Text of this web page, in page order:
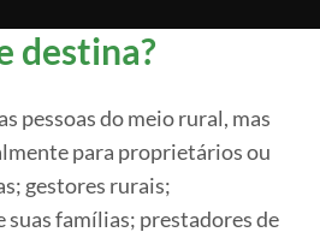
destina?
pessoas do meio rural, mas
para proprietários ou
gestores rurais;
famílias; prestadores de